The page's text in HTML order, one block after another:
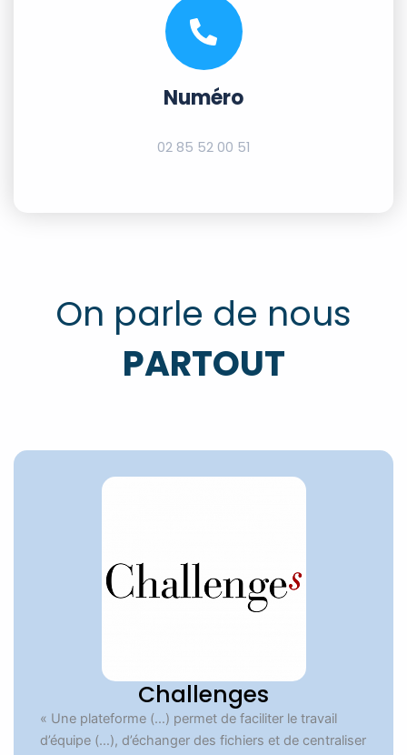
Numéro
02 85 52 00 51
On parle de nous
PARTOUT
Challenges
« Une plateforme (…) permet de faciliter le travail
d’équipe (…), d’échanger des fichiers et de centraliser